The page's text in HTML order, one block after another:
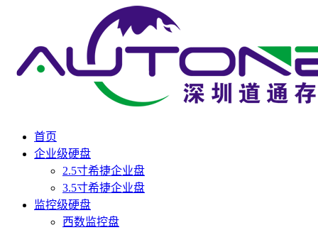
首页
企业级硬盘
2.5寸希捷企业盘
3.5寸希捷企业盘
监控级硬盘
西数监控盘